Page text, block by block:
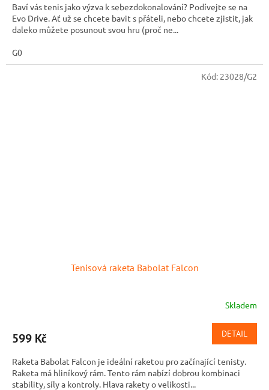
Baví vás tenis jako výzva k sebezdokonalování? Podívejte se na
Evo Drive. Ať už se chcete bavit s přáteli, nebo chcete zjistit, jak
daleko můžete posunout svou hru (proč ne...
G0
Tenisová raketa Babolat Falcon
Skladem
599 Kč DETAIL
Raketa Babolat Falcon je ideální raketou pro začínající tenisty.
Raketa má hliníkový rám. Tento rám nabízí dobrou kombinaci
stability, síly a kontroly. Hlava rakety o velikosti...
Kód: 23028/G2